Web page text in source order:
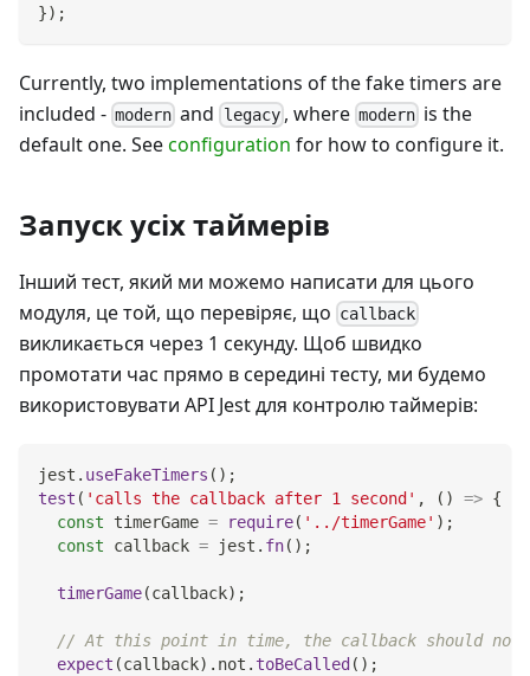
}) ;
Currently, two implementations of the fake timers are
included - modern and legacy, where modern is the
default one. Seeconfiguration for how to configure it.
Запуск усіх таймерів
Інший тест, який ми можемо написати для цього
модуля, це той, що перевіряє, що callback
викликається через 1 секунду. Щоб швидко
промотати час прямо в середині тесту, ми будемо
використовувати API Jest для контролю таймерів:
jest . useFakeTimers ( ) ;
test ( 'calls the callback after 1 second' , ( ) => {
const timerGame = require( '../timerGame' ) ;
const callback = jest . fn( ) ;
timerGame(callback) ;
// At this point in time, the callback should not
expect (callback) . not . toBeCalled ( ) ;